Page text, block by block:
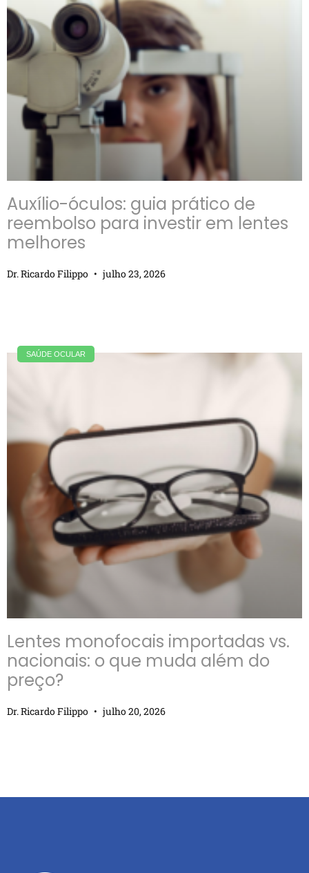
Auxílio-óculos: guia prático de
reembolso para investir em lentes
melhores
Dr. Ricardo Filippo julho 23, 2026
SAÚDE OCULAR
Lentes monofocais importadas vs.
nacionais: o que muda além do
preço?
Dr. Ricardo Filippo julho 20, 2026